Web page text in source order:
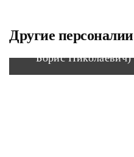
Другие персоналии
Белый Андрей (Бугаев
Борис Николаевич)